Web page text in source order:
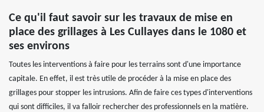
Ce qu'il faut savoir sur les travaux de mise en
place des grillages à Les Cullayes dans le 1080 et
ses environs
Toutes les interventions à faire pour les terrains sont d'une importance
capitale. En effet, il est très utile de procéder à la mise en place des
grillages pour stopper les intrusions. Afin de faire ces types d'interventions
qui sont difficiles, il va falloir rechercher des professionnels en la matière.